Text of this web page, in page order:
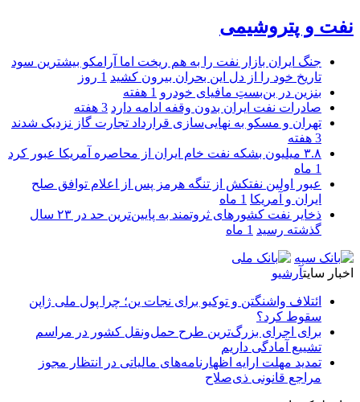
نفت و پتروشیمی
جنگ ایران بازار نفت را به هم ریخت اما آرامکو بیشترین سود
تاریخ خود را از دل این بحران بیرون کشید 1 روز
بنزین در بن‌بستِ مافیای خودرو 1 هفته
صادرات نفت ایران بدون وقفه ادامه دارد 3 هفته
تهران و مسکو به نهایی‌سازی قرارداد تجارت گاز نزدیک شدند
3 هفته
۳.۸ میلیون بشکه نفت خام ایران از محاصره آمریکا عبور کرد
1 ماه
عبور اولین نفتکش از تنگه هرمز پس از اعلام توافق صلح
ایران و آمریکا 1 ماه
ذخایر نفت کشورهای ثروتمند به پایین‌ترین حد در ۲۳ سال
گذشته رسید 1 ماه
اخبار سایتآرشیو
ائتلاف واشنگتن و توکیو برای نجات ین؛ چرا پول ملی ژاپن
سقوط کرد؟
برای اجرای بزرگ‌ترین طرح حمل‌ونقل کشور در مراسم
تشییع آمادگی داریم
تمدید مهلت ارایه اظهارنامه‌های مالیاتی در انتظار مجوز
مراجع قانونی ذی‌‏صلاح